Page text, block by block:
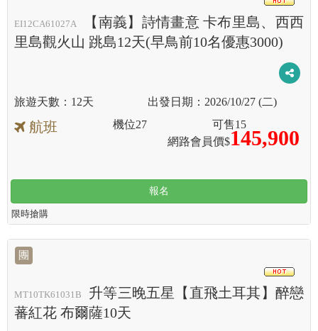
EI12CA61027A
【南義】詩情畫意 卡布里島、西西
里島觀火山 跳島12天(早鳥前10名優惠3000)
12天 2026/10/27 (二)
航班
網路會員價$145,900
機位27 可售15
報名
限時搶購
團
MT10TK61031B
升等三晚五星【直飛土耳其】醉戀
蕃紅花 布爾薩10天